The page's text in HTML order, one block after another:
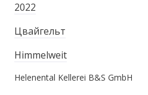
2022
Цвайгельт
Himmelweit
Helenental Kellerei B&S GmbH